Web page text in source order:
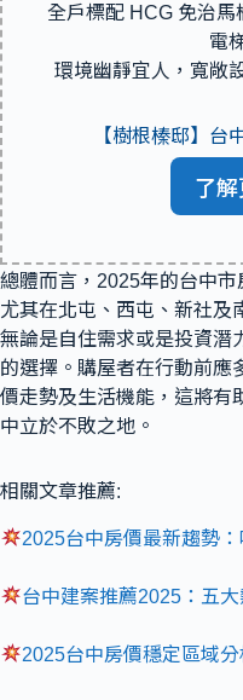
全戶標配 HCG 免治
電
環境幽靜宜人，寬敞
【樹根榛邸】台
了
總體而言，2025年的台中市
尤其在北屯、西屯、新社及
無論是自住需求或是投資潛
的選擇。購屋者在行動前應
價走勢及生活機能，這將有
中立於不敗之地。
相關文章推薦:
2025台中房價最新趨勢
台中建案推薦2025：五
2025台中房價穩定區域分